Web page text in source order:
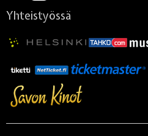
Yhteistyössä